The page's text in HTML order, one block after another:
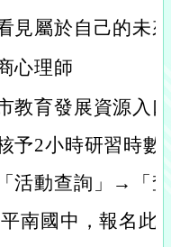
見屬於自己的未來
心理師
教育發展資源入
予2小時研習時
活動查詢」→「
南國中，報名此